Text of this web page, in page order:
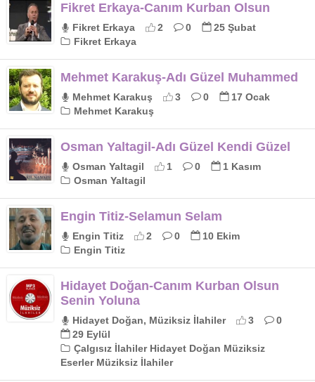
Fikret Erkaya-Canım Kurban Olsun
Fikret Erkaya 2 0
25 Şubat
Fikret Erkaya
Mehmet Karakuş-Adı Güzel Muhammed
Mehmet Karakuş 3 0
17 Ocak
Mehmet Karakuş
Osman Yaltagil-Adı Güzel Kendi Güzel
Osman Yaltagil 1 0
1 Kasım
Osman Yaltagil
Engin Titiz-Selamun Selam
Engin Titiz 2 0
10 Ekim
Engin Titiz
Hidayet Doğan-Canım Kurban Olsun
Senin Yoluna
Hidayet Doğan, Müziksiz İlahiler 3
0
29 Eylül
Çalgısız İlahiler Hidayet Doğan Müziksiz
Eserler Müziksiz İlahiler